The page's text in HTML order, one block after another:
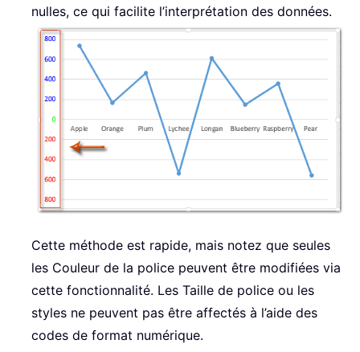
nulles, ce qui facilite l’interprétation des données.
Cette méthode est rapide, mais notez que seules
les Couleur de la police peuvent être modifiées via
cette fonctionnalité. Les Taille de police ou les
styles ne peuvent pas être affectés à l’aide des
codes de format numérique.